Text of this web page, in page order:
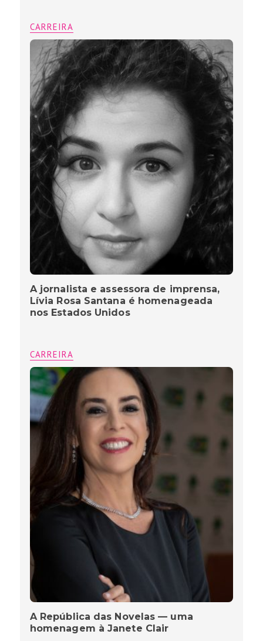
CARREIRA
A jornalista e assessora de imprensa,
Lívia Rosa Santana é homenageada
nos Estados Unidos
CARREIRA
A República das Novelas — uma
homenagem à Janete Clair